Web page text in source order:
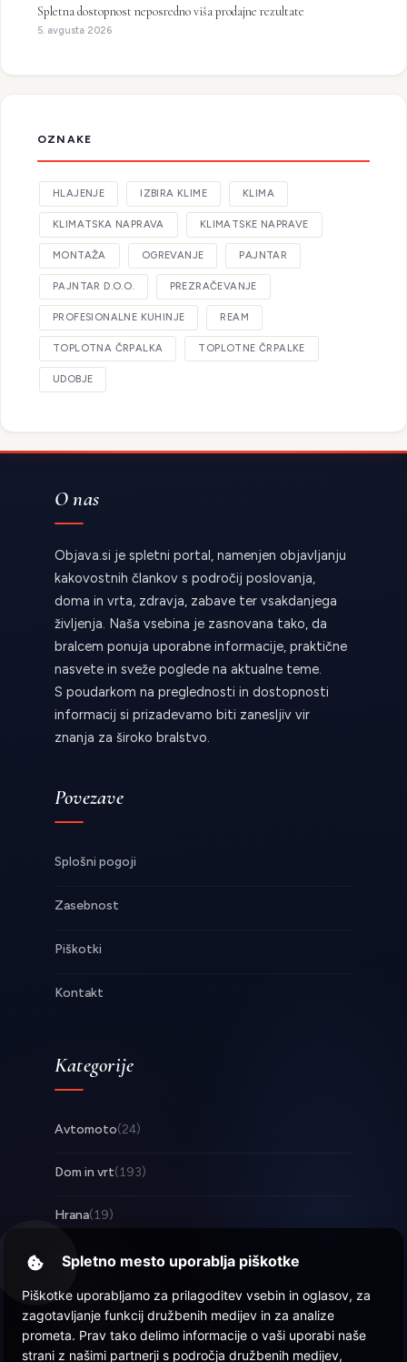
Spletna dostopnost neposredno viša prodajne rezultate
5. avgusta 2026
OZNAKE
HLAJENJE IZBIRA KLIME KLIMA
KLIMATSKA NAPRAVA KLIMATSKE NAPRAVE
MONTAŽA OGREVANJE PAJNTAR
PAJNTAR D.O.O. PREZRAČEVANJE
PROFESIONALNE KUHINJE REAM
TOPLOTNA ČRPALKA TOPLOTNE ČRPALKE
UDOBJE
O nas
Objava.si je spletni portal, namenjen objavljanju
kakovostnih člankov s področij poslovanja,
doma in vrta, zdravja, zabave ter vsakdanjega
življenja. Naša vsebina je zasnovana tako, da
bralcem ponuja uporabne informacije, praktične
nasvete in sveže poglede na aktualne teme.
S poudarkom na preglednosti in dostopnosti
informacij si prizadevamo biti zanesljiv vir
znanja za široko bralstvo.
Povezave
Splošni pogoji
Zasebnost
Piškotki
Kontakt
Kategorije
Avtomoto(24)
Dom in vrt(193)
Hrana(19)
Posel(253)
Tehnologija(17)
Zabava(58)
Spletno mesto uporablja piškotke
Piškotke uporabljamo za prilagoditev vsebin in oglasov, za
zagotavljanje funkcij družbenih medijev in za analize
prometa. Prav tako delimo informacije o vaši uporabi naše
strani z našimi partnerji s področja družbenih medijev,